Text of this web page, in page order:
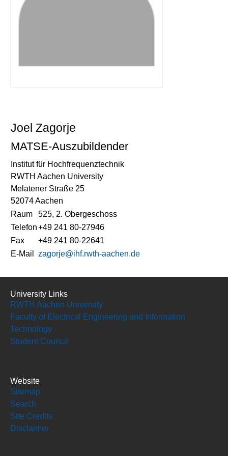
Joel Zagorje
MATSE-Auszubildender
Institut für Hochfrequenztechnik
RWTH Aachen University
Melatener Straße 25
52074 Aachen
Raum
525, 2. Obergeschoss
Telefon+49 241 80-27946
Fax
+49 241 80-22641
E-Mail
zagorje@ihf.rwth-aachen.de
University Links
RWTH Aachen University
Faculty of Electrical Engineering and Information
Technology
Student Council
Website
Sitemap
Search
Site Credits
Disclaimer